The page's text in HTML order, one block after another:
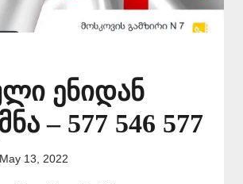
ენიდან
– 577 546 577
May 13, 2022